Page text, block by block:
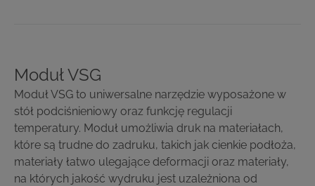
Moduł VSG
Moduł VSG to uniwersalne narzędzie wyposażone w
stół podciśnieniowy oraz funkcję regulacji
temperatury. Moduł umożliwia druk na materiałach,
które są trudne do zadruku, takich jak cienkie podłoża,
materiały łatwo ulegające deformacji oraz materiały,
na których jakość wydruku jest uzależniona od